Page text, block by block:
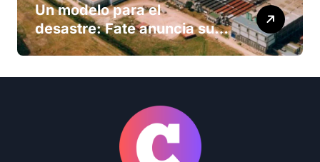
Un modelo para el
desastre: Fate anuncia su
cierre definitivo y despide a